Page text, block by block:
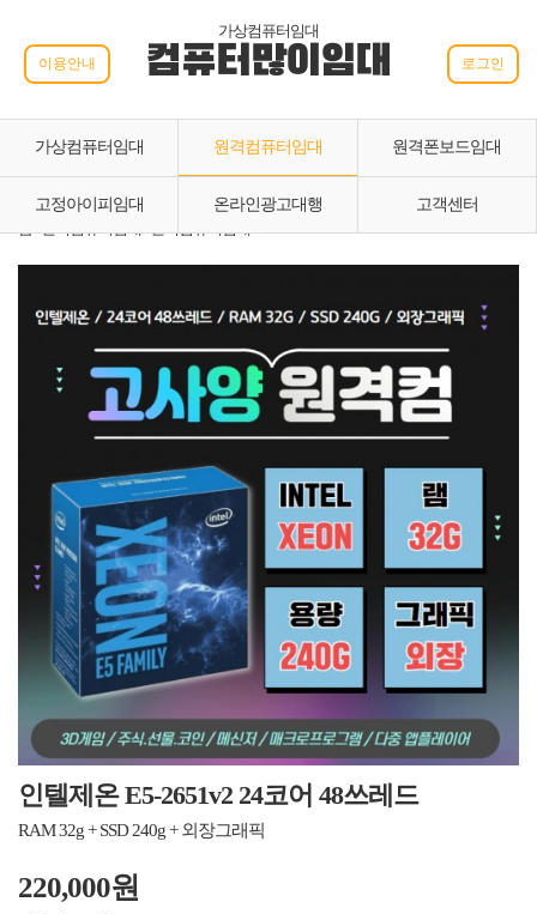
가상컴퓨터임대
컴퓨터많이임대
이용안내 로그인
가상컴퓨터임대 원격컴퓨터임대 원격폰보드임대
고정아이피임대 온라인광고대행
고객센터
홈 › 원격컴퓨터임대 › 원격컴퓨터임대
인텔제온 E5-2651v2 24코어 48쓰레드
RAM 32g + SSD 240g + 외장그래픽
220,000원